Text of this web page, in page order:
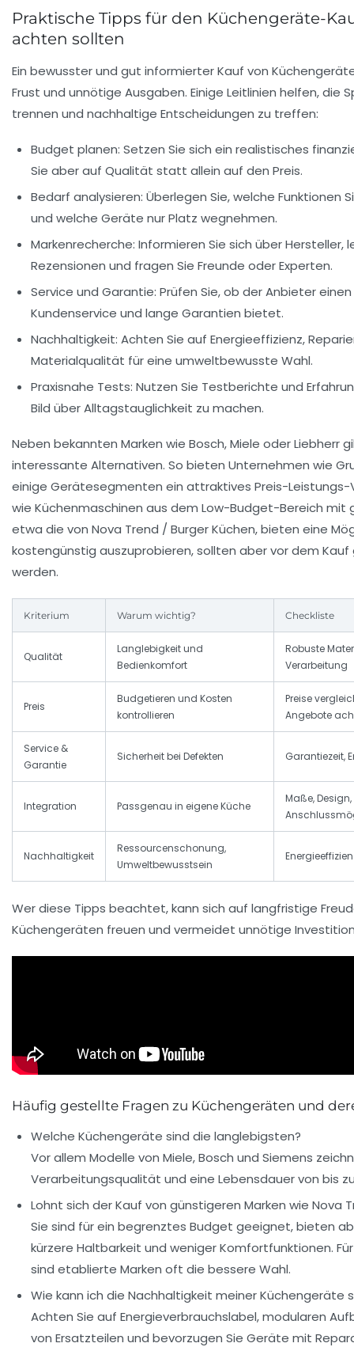
Praktische Tipps für den Küchengeräte-
achten sollten
Ein bewusster und gut informierter Kauf von
Frust und unnötige Ausgaben. Einige Leitlinien helfen, die
trennen und nachhaltige Entscheidungen zu treffen:
Budget planen: Setzen Sie sich ein realistisches
Sie aber auf Qualität statt allein auf den Preis.
Bedarf analysieren: Überlegen Sie, welche Funktionen
und welche Geräte nur Platz wegnehmen.
Markenrecherche: Informieren Sie sich über Hersteller,
Rezensionen und fragen Sie Freunde oder Experten.
Service und Garantie: Prüfen Sie, ob der Anbieter
Kundenservice und lange Garantien bietet.
Nachhaltigkeit: Achten Sie auf Energieeffizienz,
Materialqualität für eine umweltbewusste Wahl.
Praxisnahe Tests: Nutzen Sie Testberichte und
Bild über Alltagstauglichkeit zu machen.
Neben bekannten Marken wie Bosch, Miele oder Liebherr
interessante Alternativen. So bieten Unternehmen wie
einige Gerätesegmenten ein attraktives Preis-Leistungs-
wie Küchenmaschinen aus dem Low-Budget-Bereich mit
etwa die von Nova Trend / Burger Küchen, bieten eine
kostengünstig auszuprobieren, sollten aber vor dem
werden.
Kriterium Warum wichtig? Checkliste
Qualität
Langlebigkeit und
Bedienkomfort
Robuste
Verarbeitung
Preis
Budgetieren und Kosten
kontrollieren
Preise
Angebote
Service &
Garantie
Sicherheit bei Defekten Garantiezeit,
Integration Passgenau in eigene Küche
Maße, Design,
Nachhaltigkeit
Ressourcenschonung,
Umweltbewusstsein
Wer diese Tipps beachtet, kann sich auf langfristige
Küchengeräten freuen und vermeidet unnötige
Häufig gestellte Fragen zu Küchengeräten und
Welche Küchengeräte sind die langlebigsten?
Vor allem Modelle von Miele, Bosch und Siemens
Verarbeitungsqualität und eine Lebensdauer von bis
Lohnt sich der Kauf von günstigeren Marken wie Nova
Sie sind für ein begrenztes Budget geeignet, bieten
kürzere Haltbarkeit und weniger Komfortfunktionen.
sind etablierte Marken oft die bessere Wahl.
Wie kann ich die Nachhaltigkeit meiner Küchengeräte
Achten Sie auf Energieverbrauchslabel, modularen
von Ersatzteilen und bevorzugen Sie Geräte mit